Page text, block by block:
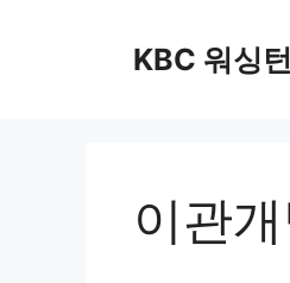
KBC 워싱턴
이관